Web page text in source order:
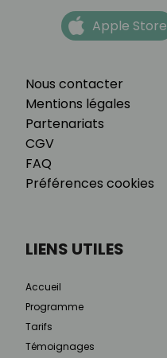
Nous contacter
Mentions légales
Partenariats
CGV
FAQ
Préférences cookies
Apple Store
LIENS UTILES
Accueil
Programme
Tarifs
Témoignages